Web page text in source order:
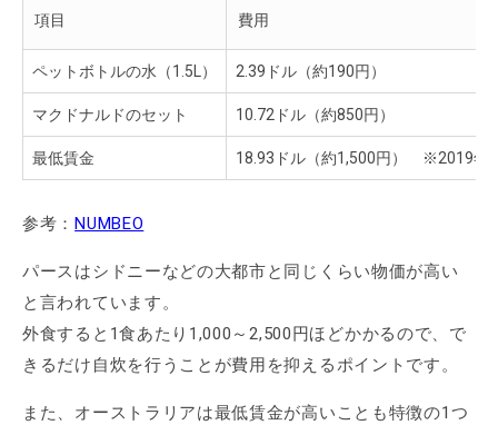
項目 費用
ペットボトルの水（1.5L） 2.39ドル（約190円）
マクドナルドのセット 10.72ドル（約850円）
最低賃金 18.93ドル（約1,500円） ※2019年
参考：NUMBEO
パースはシドニーなどの大都市と同じくらい物価が高い
と言われています。
外食すると1食あたり1,000～2,500円ほどかかるので、で
きるだけ自炊を行うことが費用を抑えるポイントです。
また、オーストラリアは最低賃金が高いことも特徴の1つ